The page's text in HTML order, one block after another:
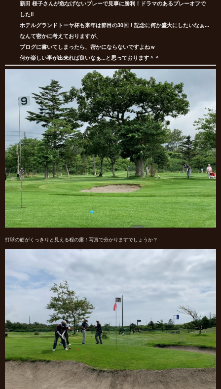
新田 桜子さんが危なげないプレーで見事に勝利！ドラマのあるプレーオフで
した‼
ホテルグランドトーヤ杯も来年は節目の30回！記念に何か盛大にしたいなぁ...
なんて密かに考えておりますが、
ブログに書いてしまったら、密かにならないですよねｗ
何か楽しい事が出来れば良いなぁ...と思っております＾＾
打球の筋がくっきりと見える程の露！写真で分かりますでしょうか？